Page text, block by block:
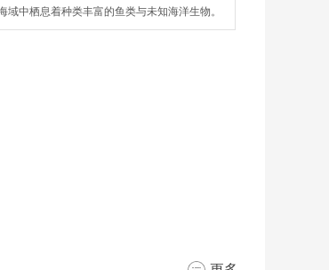
域中栖息着种类丰富的鱼类与未知海洋生物。
载里通过捕鱼、打捞与交易逐步扩展航行范